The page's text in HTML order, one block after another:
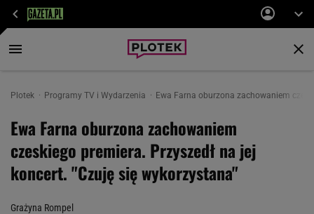
Plotek Programy TV i Wydarzenia Ewa Farna oburzona zachowaniem
Ewa Farna oburzona zachowaniem
czeskiego premiera. Przyszedł na jej
koncert. "Czuję się wykorzystana"
Grażyna Rompel